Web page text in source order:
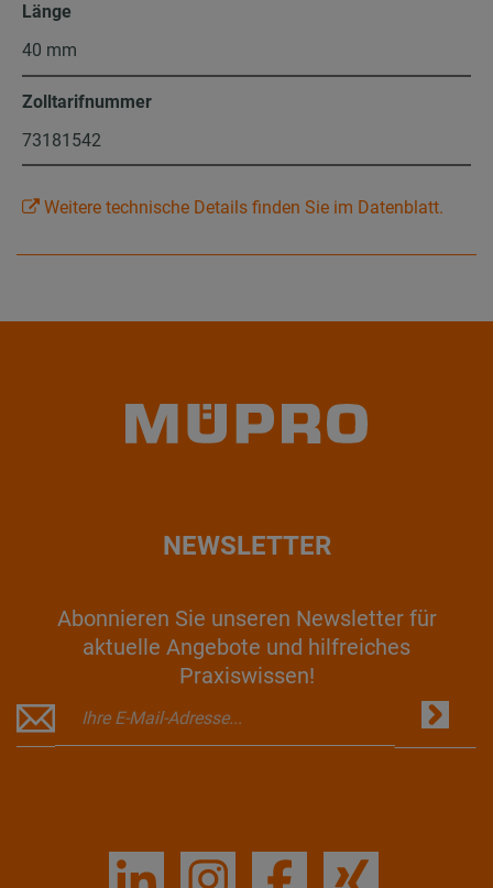
Länge
40 mm
Zolltarifnummer
73181542
Weitere technische Details finden Sie im Datenblatt.
NEWSLETTER
Abonnieren Sie unseren Newsletter für
aktuelle Angebote und hilfreiches
Praxiswissen!